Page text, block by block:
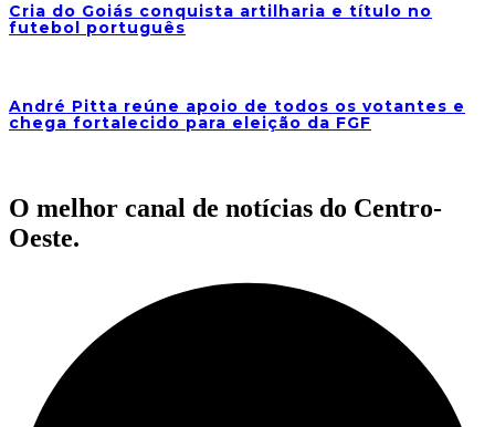
Cria do Goiás conquista artilharia e título no
futebol português
André Pitta reúne apoio de todos os votantes e
chega fortalecido para eleição da FGF
O melhor canal de notícias do Centro-
Oeste.